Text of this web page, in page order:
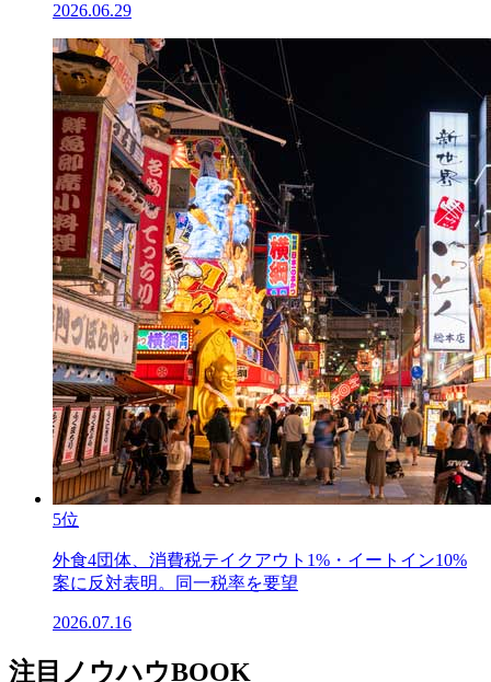
2026.06.29
5位
外食4団体、消費税テイクアウト1%・イートイン10%
案に反対表明。同一税率を要望
2026.07.16
注目ノウハウBOOK